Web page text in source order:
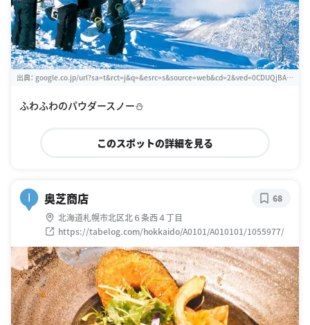
出典： google.co.jp/url?sa=t&rct=j&q=&esrc=s&source=web&cd=2&ved=0CDUQjBAw
g=AFQjCNFm4XG5Yx3Lr94FFgfb572DeztK5Q&bvm=bv.66699033,d.c2E
ふわふわのパウダースノー⛄️
このスポットの詳細を見る
I 奥芝商店
北海道札幌市北区北６条西４丁目
https://tabelog.com/hokkaido/A0101/A010101/1055977/
68